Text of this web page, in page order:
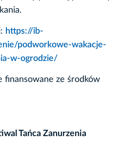
https://ib-
podworkowe-wakacje-
w-ogrodzie/
finansowane ze środków
Tańca Zanurzenia